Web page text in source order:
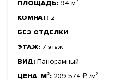
ПЛОЩАДЬ: 94 м²
КОМНАТ: 2
БЕЗ ОТДЕЛКИ
ЭТАЖ: 7 этаж
ВИД: Панорамный
ЦЕНА, М²: 209 574 ₽ /м²